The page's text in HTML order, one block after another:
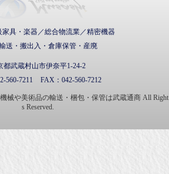
家具・楽器／総合物流業／精密機器
送・搬出入・倉庫保管・産廃
都武蔵村山市伊奈平1-24-2
560-7211 FAX： 042-560-7212
械や美術品の輸送・梱包・保管は武蔵通商 All Right
s Reserved.